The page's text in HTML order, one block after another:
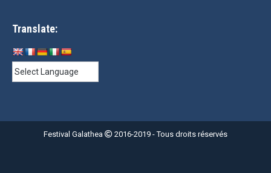
Translate:
Festival Galathea 2016-2019 - Tous droits réservés